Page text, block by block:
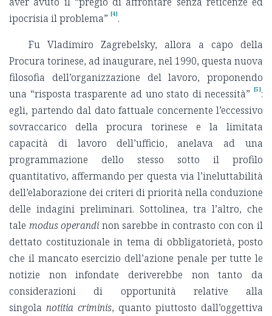
ipocrisia il problema” [4].
Fu Vladimiro Zagrebelsky, allora a capo della
Procura torinese, ad inaugurare, nel 1990, questa nuova
filosofia dell’organizzazione del lavoro, proponendo
una “risposta trasparente ad uno stato di necessità” [5]:
egli, partendo dal dato fattuale concernente l’eccessivo
sovraccarico della procura torinese e la limitata
capacità di lavoro dell’ufficio, anelava ad una
programmazione dello stesso sotto il profilo
quantitativo, affermando per questa via l’ineluttabilità
dell’elaborazione dei criteri di priorità nella conduzione
delle indagini preliminari. Sottolinea, tra l’altro, che
tale modus operandi non sarebbe in contrasto con con il
dettato costituzionale in tema di obbligatorietà, posto
che il mancato esercizio dell’azione penale per tutte le
notizie non infondate deriverebbe non tanto da
considerazioni di opportunità relative alla
singola notitia criminis, quanto piuttosto dall’oggettiva